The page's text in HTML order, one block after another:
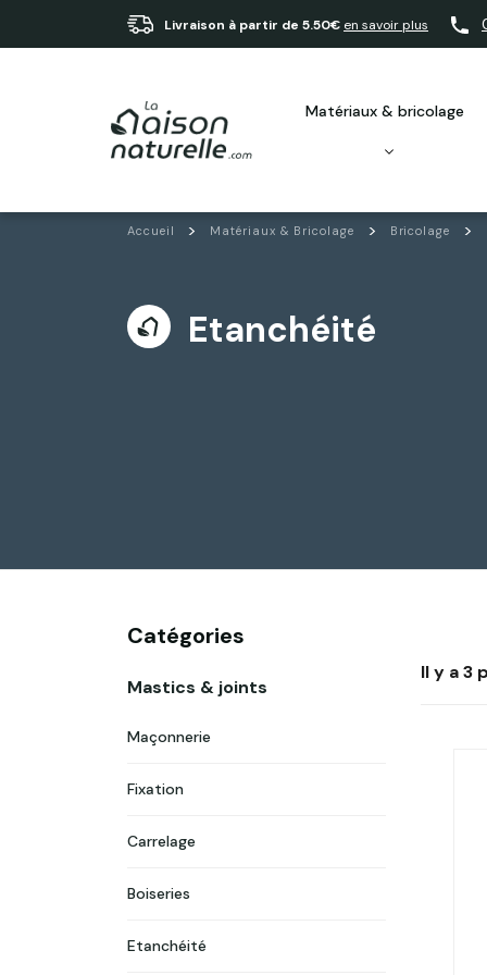
Livraison à partir de 5.50€ en savoir plus
matériaux & bricolage
Accueil Matériaux & Bricolage Bricolage
Etanchéité
Catégories
Mastics & joints
Maçonnerie
Fixation
Carrelage
Boiseries
Etanchéité
Il y a 3